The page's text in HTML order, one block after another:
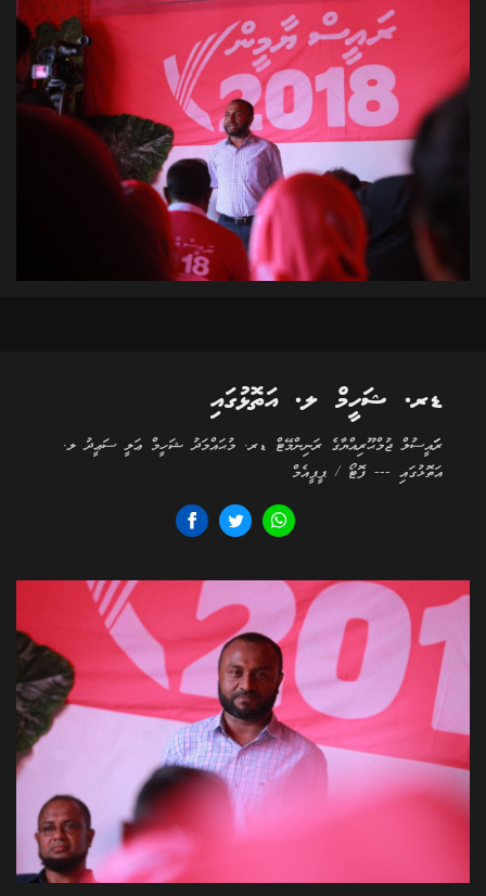
ޑރ. ޝަހީމް ލ. އަތޮޅުގައި
ރަަައީސުލް ޖުމްޙޫރިއްޔާގެ ރަނިންމޭޓް ޑރ. މުޙައްމަދު ޝަހީމް ޢަލީ ސަޢީދު ލ.
އަތޮޅުގައި --- ފޮޓޯ / ޕީޕީއެމް